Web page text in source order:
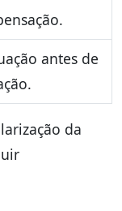
antes de
da